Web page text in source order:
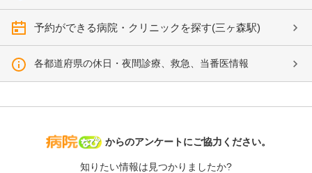
予約ができる病院・クリニックを探す(三ヶ森駅)
各都道府県の休日・夜間診療、救急、当番医情報
病院なび
からのアンケートにご協力ください。
知りたい情報は見つかりましたか?